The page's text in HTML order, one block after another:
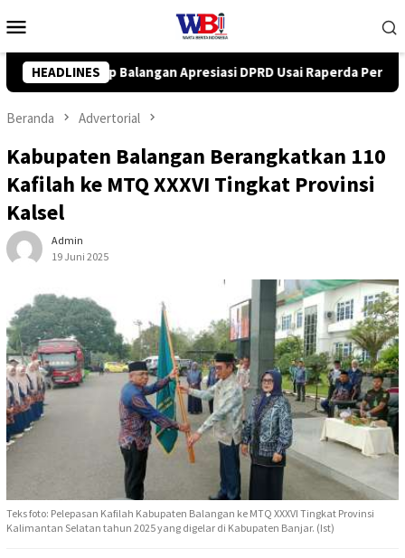
ke
Mobile
HEADLINES
DPRD Usai Raperda Perubahan APBD 2026 Resmi Disepakati
Beranda Advertorial
Kabupaten Balangan Berangkatkan 110
Kafilah ke MTQ XXXVI Tingkat Provinsi
Kalsel
Admin
19 Juni 2025
Teks foto: Pelepasan Kafilah Kabupaten Balangan ke MTQ XXXVI Tingkat Provinsi
Kalimantan Selatan tahun 2025 yang digelar di Kabupaten Banjar. (Ist)